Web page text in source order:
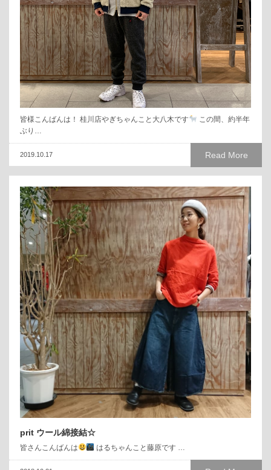
皆様こんばんは！ 桂川店やぎちゃんこと大八木です
この間、約半年
ぶり…
Read More
2019.10.17
prit ウール綿接結☆
皆さんこんばんは はるちゃんこと藤原です …